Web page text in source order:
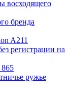
восходящего
бренда
A211
регистрации на
ружье